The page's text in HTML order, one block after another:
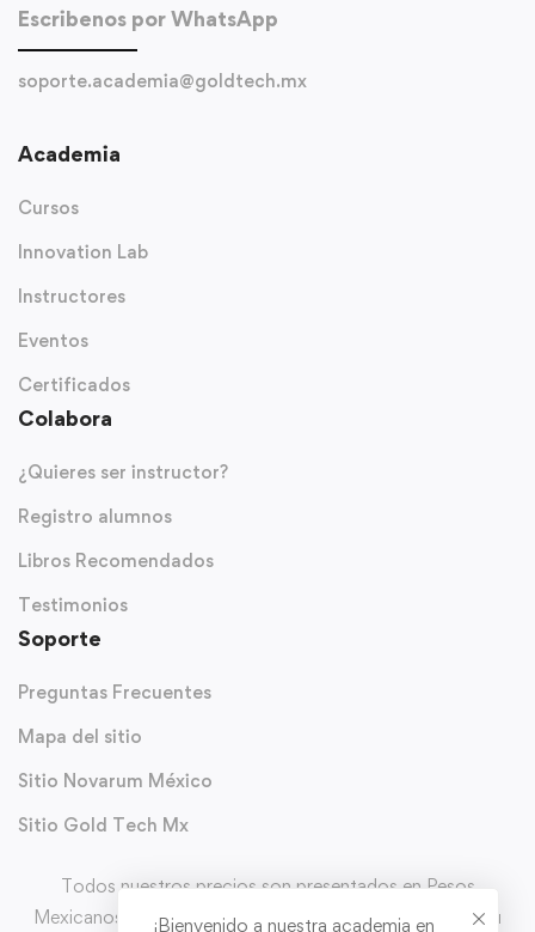
Escribenos por WhatsApp
soporte.academia@goldtech.mx
Academia
Cursos
Innovation Lab
Instructores
Eventos
Certificados
Colabora
¿Quieres ser instructor?
Registro alumnos
Libros Recomendados
Testimonios
Soporte
Preguntas Frecuentes
Mapa del sitio
Sitio Novarum México
Sitio Gold Tech Mx
Todos nuestros precios son presentados en Pesos
Mexicanos (MXN) y con IVA incluido. Puedes solicitar tu
¡Bienvenido a nuestra academia en